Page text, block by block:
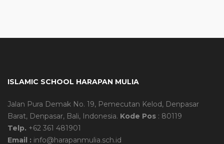
ISLAMIC SCHOOL HARAPAN MULIA
Jalan Pura Demak No. 19, Pemecutan Kelod, Denpasar
Barat, Denpasar, Bali, Indonesia. Kode Pos : 80119
Telp. +62 361 481901
Email : info@harapanmulia.sch.id